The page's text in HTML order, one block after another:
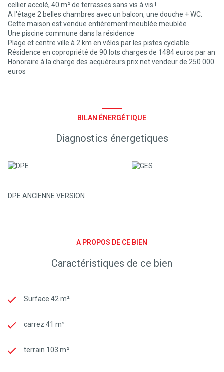
cellier accolé, 40 m² de terrasses sans vis à vis !
A l'étage 2 belles chambres avec un balcon, une douche + WC.
Cette maison est vendue entièrement meublée meublée
Une piscine commune dans la résidence
Plage et centre ville à 2 km en vélos par les pistes cyclable
Résidence en copropriété de 90 lots charges de 1484 euros par an
Honoraire à la charge des acquéreurs prix net vendeur de 250 000
euros
BILAN ÉNERGÉTIQUE
Diagnostics énergetiques
DPE ANCIENNE VERSION
A PROPOS DE CE BIEN
Caractéristiques de ce bien
Surface 42 m²
carrez 41 m²
terrain 103 m²